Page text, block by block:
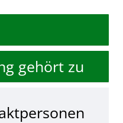
gehört zu